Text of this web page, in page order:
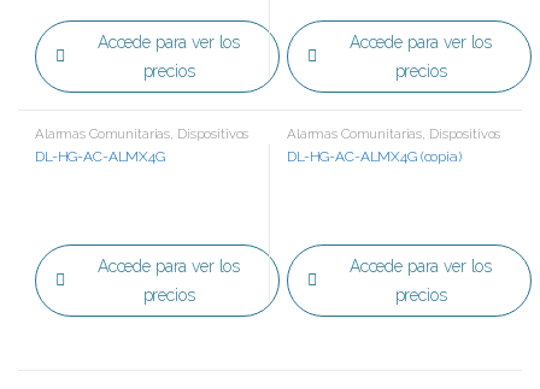
Accede para ver los
precios
Accede para ver los
precios
Alarmas Comunitarias, Dispositivos
DL-HG-AC-ALMX4G
Accede para ver los
precios
Alarmas Comunitarias, Dispositivos
DL-HG-AC-ALMX4G (copia)
Accede para ver los
precios